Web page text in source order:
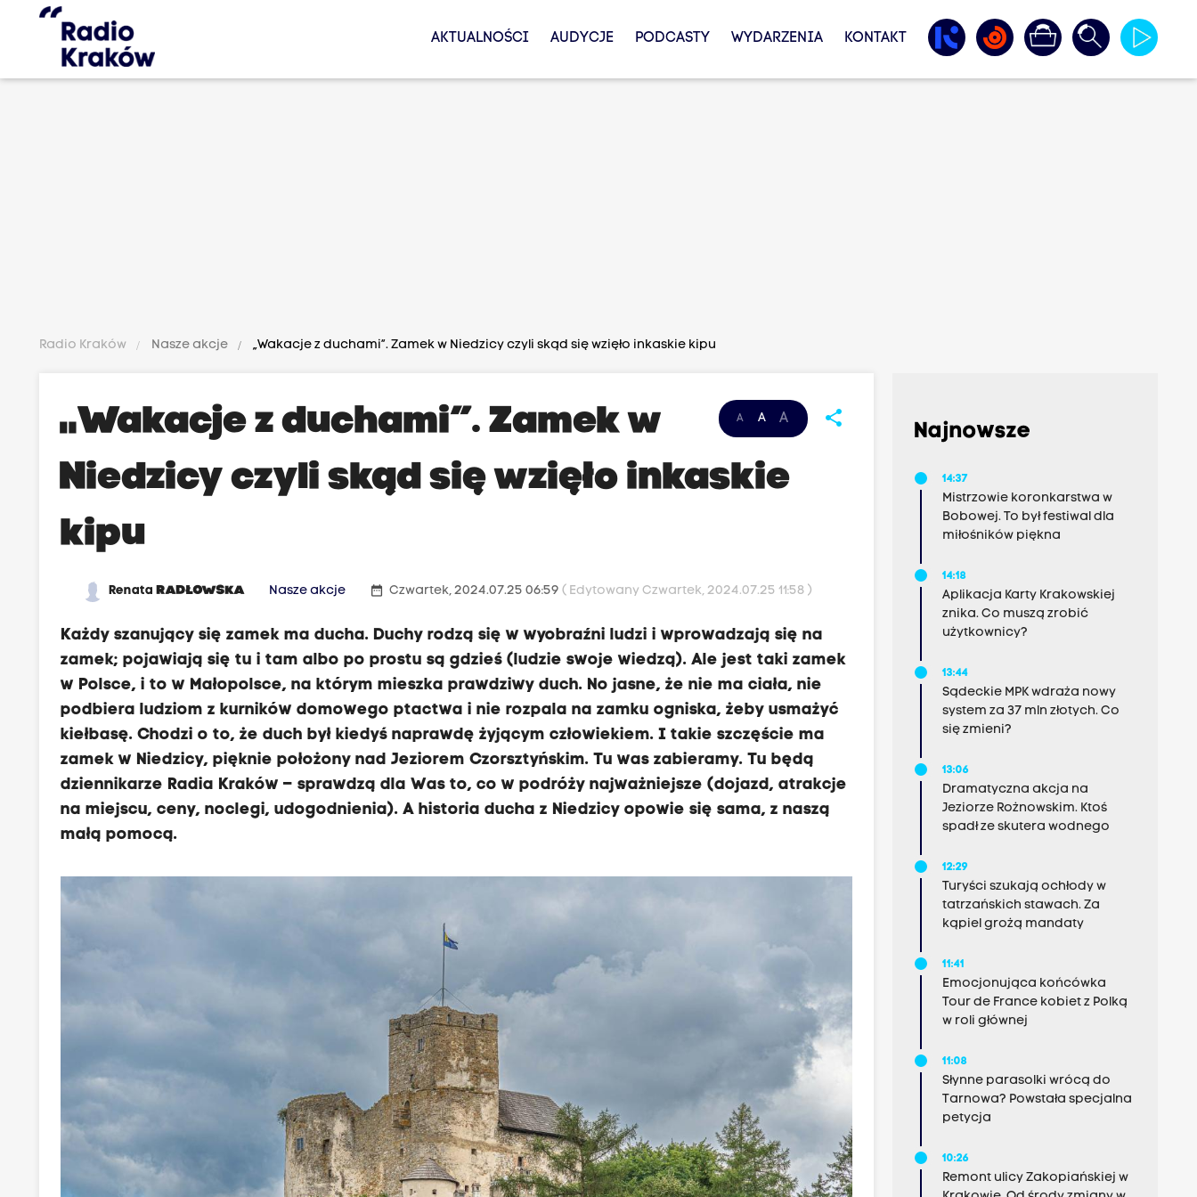
AKTUALNOŚCI AUDYCJE PODCASTY WYDARZENIA KONTAKT
Radio Kraków Nasze akcje „Wakacje z duchami”. Zamek w Niedzicy czyli skąd się wzięło inkaskie kipu
A A A share
„Wakacje z duchami”. Zamek w
Niedzicy czyli skąd się wzięło inkaskie
kipu
RenataRADŁOWSKA Nasze akcje date_range Czwartek, 2024.07.25 06:59( Edytowany Czwartek, 2024.07.25 11:58 )
Każdy szanujący się zamek ma ducha. Duchy rodzą się w wyobraźni ludzi i wprowadzają się na
zamek; pojawiają się tu i tam albo po prostu są gdzieś (ludzie swoje wiedzą). Ale jest taki zamek
w Polsce, i to w Małopolsce, na którym mieszka prawdziwy duch. No jasne, że nie ma ciała, nie
podbiera ludziom z kurników domowego ptactwa i nie rozpala na zamku ogniska, żeby usmażyć
kiełbasę. Chodzi o to, że duch był kiedyś naprawdę żyjącym człowiekiem. I takie szczęście ma
zamek w Niedzicy, pięknie położony nad Jeziorem Czorsztyńskim. Tu was zabieramy. Tu będą
dziennikarze Radia Kraków – sprawdzą dla Was to, co w podróży najważniejsze (dojazd, atrakcje
na miejscu, ceny, noclegi, udogodnienia). A historia ducha z Niedzicy opowie się sama, z naszą
małą pomocą.
Najnowsze
14:37
Mistrzowie koronkarstwa w
Bobowej. To był festiwal dla
miłośników piękna
14:18
Aplikacja Karty Krakowskiej
znika. Co muszą zrobić
użytkownicy?
13:44
Sądeckie MPK wdraża nowy
system za 37 mln złotych. Co
się zmieni?
13:06
Dramatyczna akcja na
Jeziorze Rożnowskim. Ktoś
spadł ze skutera wodnego
12:29
Turyści szukają ochłody w
tatrzańskich stawach. Za
kąpiel grożą mandaty
11:41
Emocjonująca końcówka
Tour de France kobiet z Polką
w roli głównej
11:08
Słynne parasolki wrócą do
Tarnowa? Powstała specjalna
petycja
10:26
Remont ulicy Zakopiańskiej w